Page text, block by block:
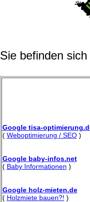
Sie befinden
Google tisa-
( Weboptimierung / SEO)
Google baby-infos.net
( Baby Informationen )
Google holz-mieten.de
( Holzmiete bauen?! )